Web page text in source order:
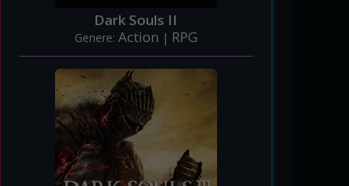
Dark Souls II
Genere: Action | RPG